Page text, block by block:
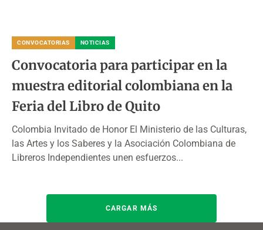
CONVOCATORIAS NOTICIAS
Convocatoria para participar en la
muestra editorial colombiana en la
Feria del Libro de Quito
Colombia Invitado de Honor El Ministerio de las Culturas,
las Artes y los Saberes y la Asociación Colombiana de
Libreros Independientes unen esfuerzos...
CARGAR MÁS